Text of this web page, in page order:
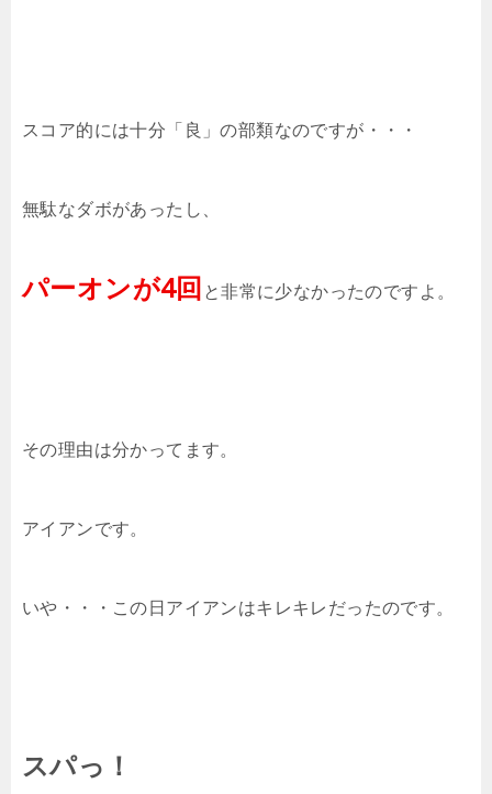
スコア的には十分「良」の部類なのですが・・・
無駄なダボがあったし、
パーオンが4回と非常に少なかったのですよ。
その理由は分かってます。
アイアンです。
いや・・・この日アイアンはキレキレだったのです。
スパっ！